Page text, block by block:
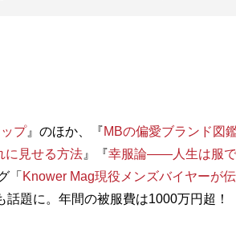
プ』のほか、『MBの偏愛ブランド図
に見せる方法』『幸服論――人生は服で
「 Knower Mag現役メンズバイヤーが
話題に。年間の被服費は1000万円超！